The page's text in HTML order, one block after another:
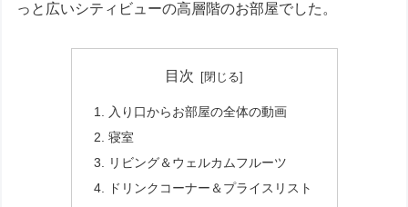
っと広いシティビューの高層階のお部屋でした。
目次
入り口からお部屋の全体の動画
寝室
リビング＆ウェルカムフルーツ
ドリンクコーナー＆プライスリスト